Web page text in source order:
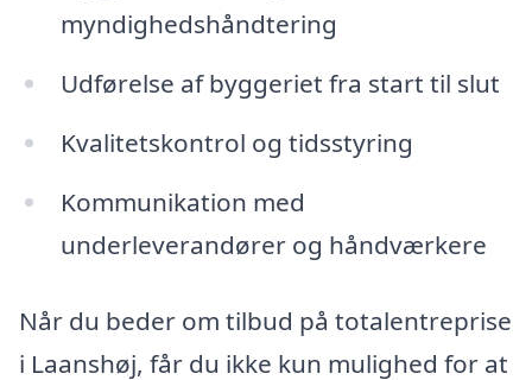
myndighedshåndtering
Udførelse af byggeriet fra start til slut
Kvalitetskontrol og tidsstyring
Kommunikation med
underleverandører og håndværkere
Når du beder om tilbud på totalentreprise
i Laanshøj, får du ikke kun mulighed for at